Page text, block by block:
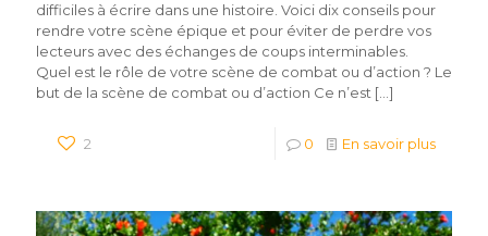
difficiles à écrire dans une histoire. Voici dix conseils pour
rendre votre scène épique et pour éviter de perdre vos
lecteurs avec des échanges de coups interminables.
Quel est le rôle de votre scène de combat ou d’action ? Le
but de la scène de combat ou d’action Ce n’est […]
2 0 En savoir plus